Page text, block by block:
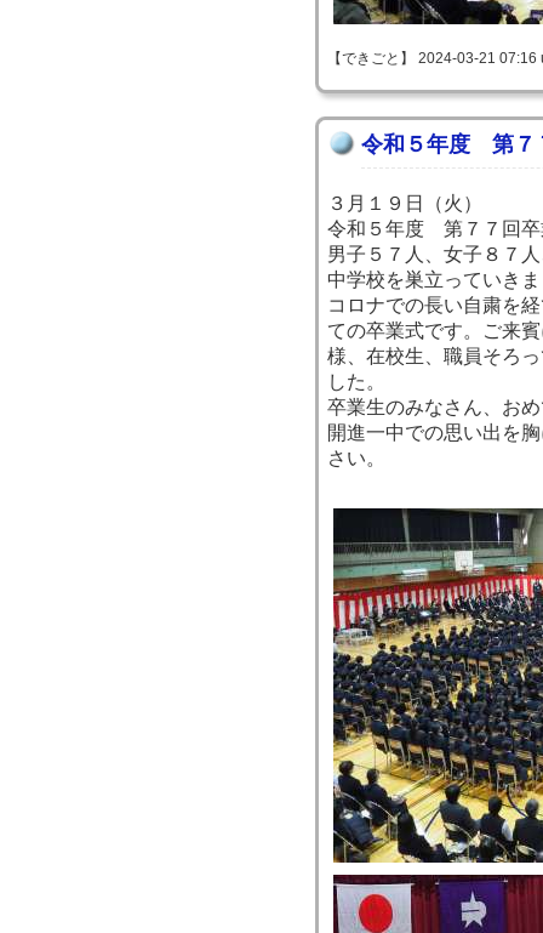
【できごと】 2024-03-21
令和５年度 第７
３月１９日（火）
令和５年度 第７７回卒
男子５７人、女子８７
中学校を巣立っていき
コロナでの長い自粛を
ての卒業式です。ご来
様、在校生、職員そろ
した。
卒業生のみなさん、お
開進一中での思い出を
さい。